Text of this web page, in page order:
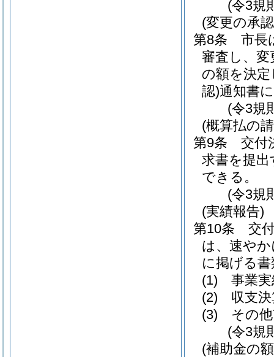
(令3規
(変更の承
第8条
市長
審査し、
の額を決定
認)通知書
(令3規
(概算払の
第9条
交付
求書を提
できる。
(令3規
(実績報告)
第10条
交
は、速や
に掲げる
(1)
事業
(2)
収支
(3)
その
(令3規
(補助金の